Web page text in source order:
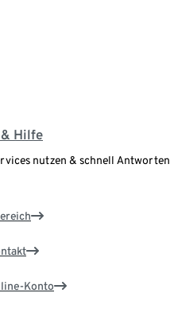
Hilfe
nutzen & schnell Antworten
Konto